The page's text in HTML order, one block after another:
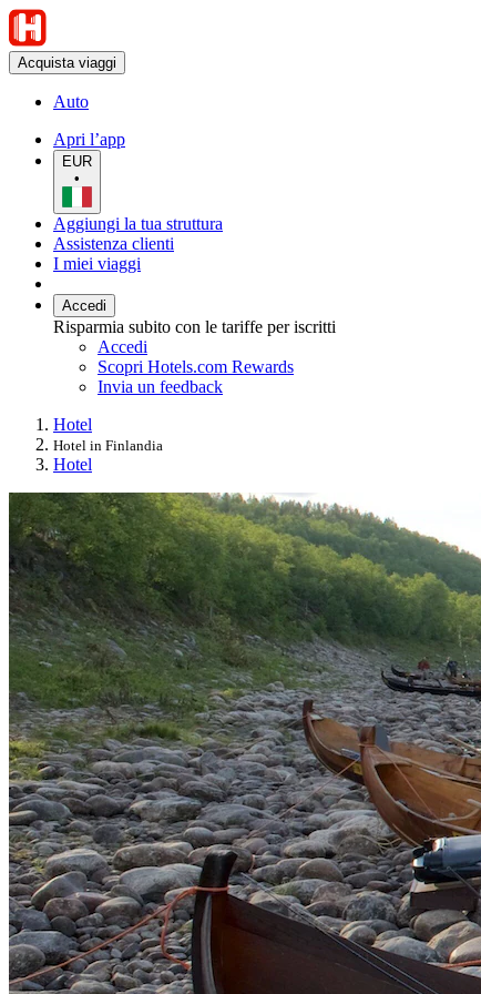
Acquista viaggi
Auto
Apri l’app
EUR
•
Aggiungi la tua struttura
Assistenza clienti
I miei viaggi
Accedi
Risparmia subito con le tariffe per iscritti
Accedi
Scopri Hotels.com Rewards
Invia un feedback
Hotel
Hotel in Finlandia
Hotel